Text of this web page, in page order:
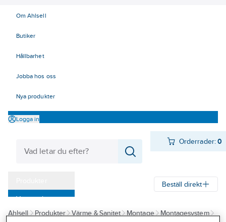
Om Ahlsell
Butiker
Hållbarhet
Jobba hos oss
Nya produkter
Logga in
Orderrader:0
Varumärken
Kampanjer
Beställ direkt
Ahlsell Produkter Värme & Sanitet Montage
Montagesystem